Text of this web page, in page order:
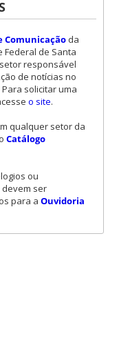
Comunicaçãoda
Federal de Santa
responsável
de notícias no
Para solicitar uma
o site.
qualquer setor da
Catálogo
ou
ser
para a Ouvidoria